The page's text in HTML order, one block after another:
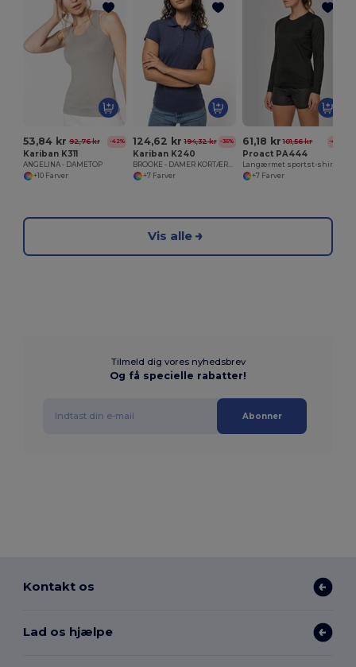
53,84 kr 92,76 kr -42%
Kariban K311
ANGELINA - DAMETOP
+10 Farver
124,62 kr 194,32 kr -36%
Kariban K240
+7 Farver
61,18 kr 101,56 kr -40%
Proact PA444
+7 Farver
Vis alle
Tilmeld dig vores nyhedsbrev
Og få specielle rabatter!
Abonner
Kontakt os
Lad os hjælpe